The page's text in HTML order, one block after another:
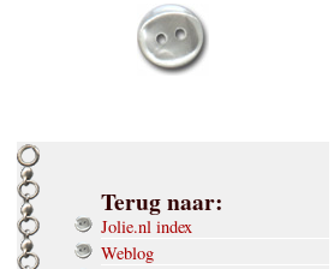
Terug naar:
Jolie.nl index
Weblog